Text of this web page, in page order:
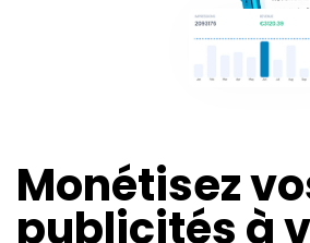
Monétisez
publicités à